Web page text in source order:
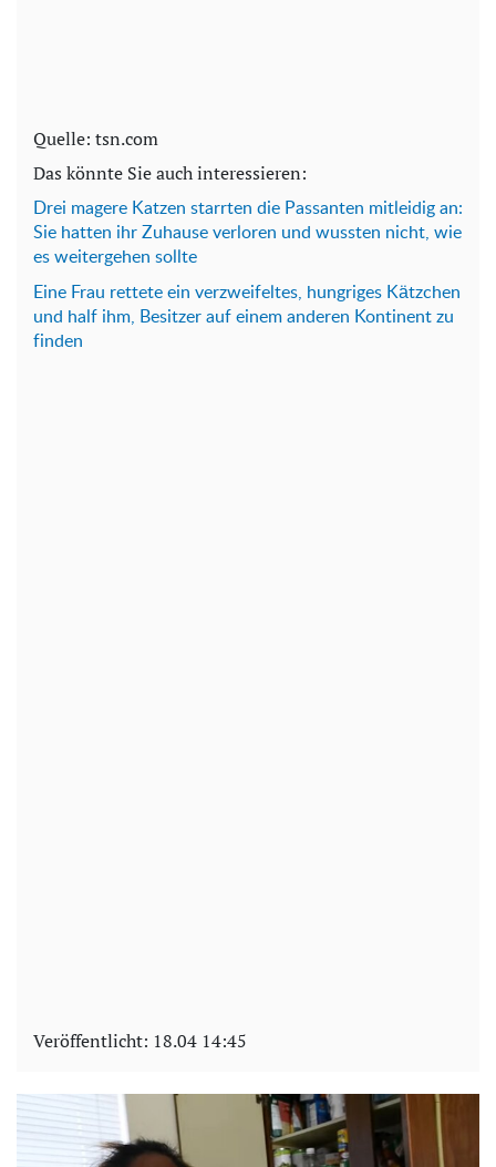
Quelle: tsn.com
Das könnte Sie auch interessieren:
Drei magere Katzen starrten die Passanten mitleidig an:
Sie hatten ihr Zuhause verloren und wussten nicht, wie
es weitergehen sollte
Eine Frau rettete ein verzweifeltes, hungriges Kätzchen
und half ihm, Besitzer auf einem anderen Kontinent zu
finden
Veröffentlicht: 18.04 14:45